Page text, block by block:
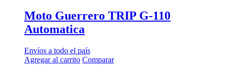
Moto Guerrero TRIP G-110
Automatica
Envíos a todo el país
Agregar al carrito Comparar